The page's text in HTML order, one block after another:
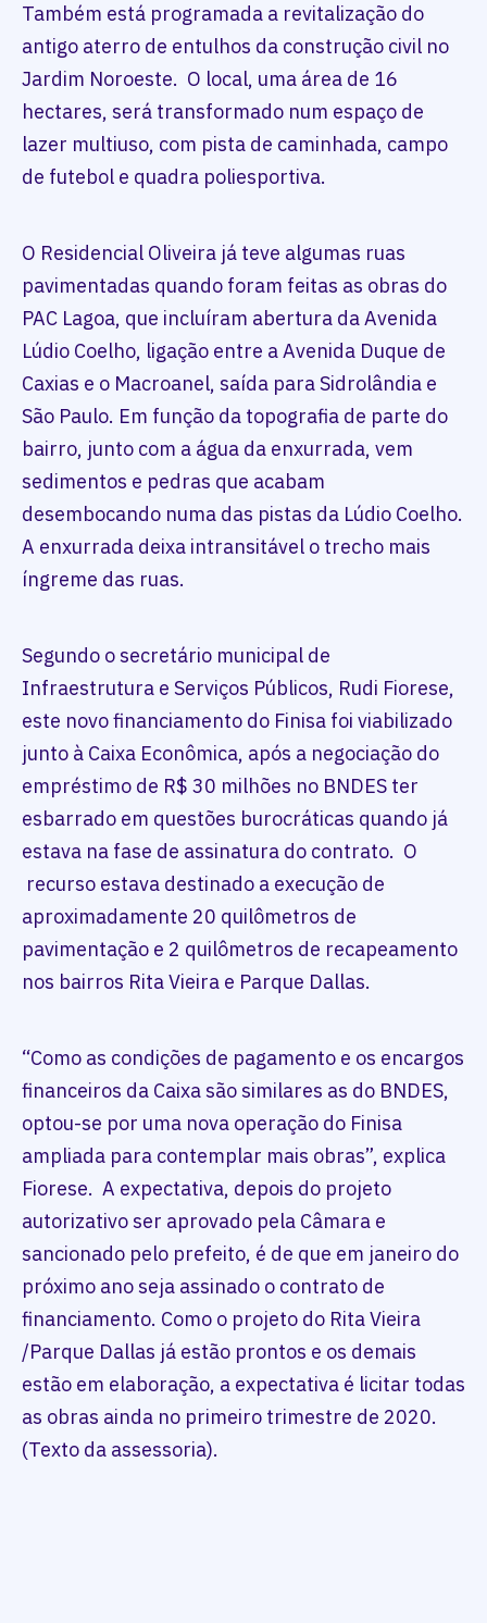
Também está programada a revitalização do
antigo aterro de entulhos da construção civil no
Jardim Noroeste. O local, uma área de 16
hectares, será transformado num espaço de
lazer multiuso, com pista de caminhada, campo
de futebol e quadra poliesportiva.
O Residencial Oliveira já teve algumas ruas
pavimentadas quando foram feitas as obras do
PAC Lagoa, que incluíram abertura da Avenida
Lúdio Coelho, ligação entre a Avenida Duque de
Caxias e o Macroanel, saída para Sidrolândia e
São Paulo. Em função da topografia de parte do
bairro, junto com a água da enxurrada, vem
sedimentos e pedras que acabam
desembocando numa das pistas da Lúdio Coelho.
A enxurrada deixa intransitável o trecho mais
íngreme das ruas.
Segundo o secretário municipal de
Infraestrutura e Serviços Públicos, Rudi Fiorese,
este novo financiamento do Finisa foi viabilizado
junto à Caixa Econômica, após a negociação do
empréstimo de R$ 30 milhões no BNDES ter
esbarrado em questões burocráticas quando já
estava na fase de assinatura do contrato. O
recurso estava destinado a execução de
aproximadamente 20 quilômetros de
pavimentação e 2 quilômetros de recapeamento
nos bairros Rita Vieira e Parque Dallas.
“Como as condições de pagamento e os encargos
financeiros da Caixa são similares as do BNDES,
optou-se por uma nova operação do Finisa
ampliada para contemplar mais obras”, explica
Fiorese. A expectativa, depois do projeto
autorizativo ser aprovado pela Câmara e
sancionado pelo prefeito, é de que em janeiro do
próximo ano seja assinado o contrato de
financiamento. Como o projeto do Rita Vieira
/Parque Dallas já estão prontos e os demais
estão em elaboração, a expectativa é licitar todas
as obras ainda no primeiro trimestre de 2020.
(Texto da assessoria).